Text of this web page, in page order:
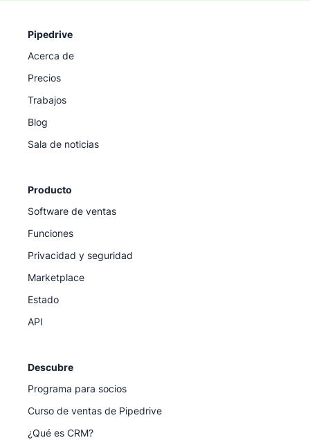
Pipedrive
Acerca de
Precios
Trabajos
Blog
Sala de noticias
Producto
Software de ventas
Funciones
Privacidad y seguridad
Marketplace
Estado
API
Descubre
Programa para socios
Curso de ventas de Pipedrive
¿Qué es CRM?